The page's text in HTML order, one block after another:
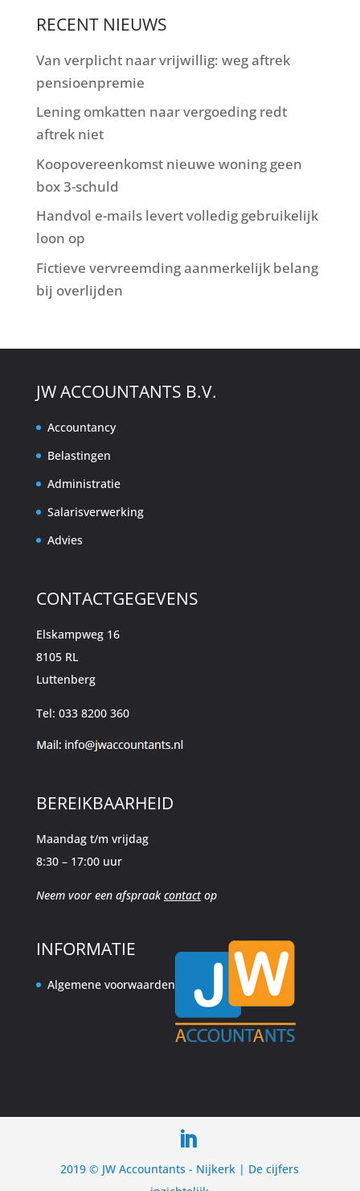
RECENT NIEUWS
Van verplicht naar vrijwillig: weg aftrek
pensioenpremie
Lening omkatten naar vergoeding redt
aftrek niet
Koopovereenkomst nieuwe woning geen
box 3-schuld
Handvol e-mails levert volledig gebruikelijk
loon op
Fictieve vervreemding aanmerkelijk belang
bij overlijden
JW ACCOUNTANTS B.V.
Accountancy
Belastingen
Administratie
Salarisverwerking
Advies
CONTACTGEGEVENS
Elskampweg 16
8105 RL
Luttenberg
Tel: 033 8200 360
BEREIKBAARHEID
Maandag t/m vrijdag
8:30 – 17:00 uur
Neem voor een afspraakcontactop
INFORMATIE
Algemene voorwaarden
2019 © JW Accountants - Nijkerk | De cijfers